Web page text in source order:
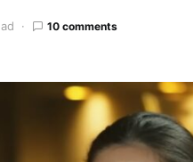
10 comments